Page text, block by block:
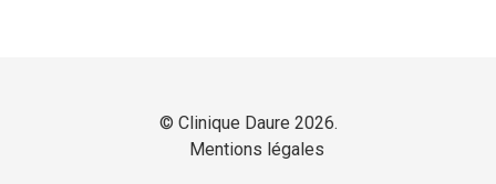
© Clinique Daure 2026.
Mentions légales